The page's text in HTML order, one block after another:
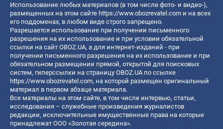
Использование любых материалов (в том числе фото- и видео-),
размещенных на этом сайте https://www.obozrevatel.com и на всех
его поддоменах, в любом виде строго запрещено.
Разрешается использование при получении письменного
разрешения на их использование и при условии обязательной
ссылки на сайт OBOZ.UA, а для интернет-изданий - при
получении письменного разрешения на их использование и при
обязательном размещении прямой, открытой для поисковых
систем, гиперссылки на страницу OBOZ.UA по ссылке
https://www.obozrevatel.com, на которой размещен оригинальный
материал в первом абзаце материала.
Все материалы на этом сайте, в том числе интервью, статьи,
исследования – служебные произведения журналистов
редакции, исключительные имущественные права на которые
принадлежат ООО «Золотая середина».